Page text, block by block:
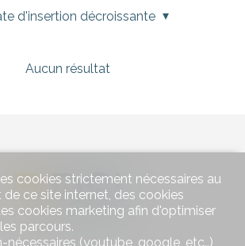
d'insertion décroissante
Aucun résultat
cookies strictement nécessaires au
ce site internet, des cookies
cookies marketing afin d'optimiser
parcours.
nécessaires (youtube, google, etc..)